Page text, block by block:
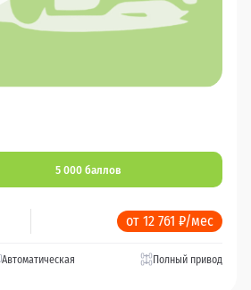
5 000 баллов
от 12 761 ₽/мес
Автоматическая Полный привод